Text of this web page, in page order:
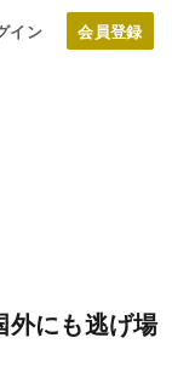
イン
外にも逃げ場